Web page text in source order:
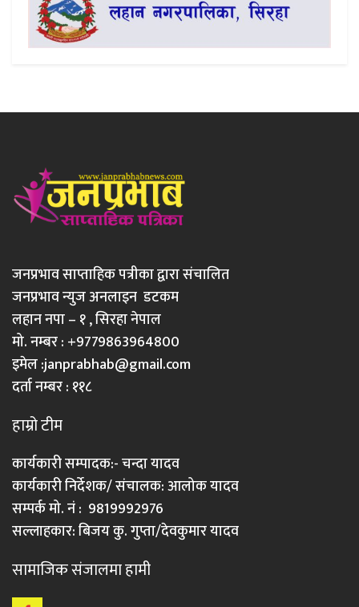
जनप्रभाव साप्ताहिक पत्रीका द्वारा संचालित
जनप्रभाव न्युज अनलाइन डटकम
लहान नपा – १ , सिरहा नेपाल
मो. नम्बर : +9779863964800
इमेल :janprabhab@gmail.com
दर्ता नम्बर : ११८
हाम्रो टीम
कार्यकारी सम्पादक:- चन्दा यादव
कार्यकारी निर्देशक/ संचालक: आलोक यादव
सम्पर्क मो. नं : 9819992976
सल्लाहकार: बिजय कु. गुप्ता/देवकुमार यादव
सामाजिक संजालमा हामी